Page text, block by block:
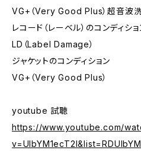
VG+（Very Good Plus）超音波
レコード（レーベル）のコンディショ
LD（Label Damage）
ジャケットのコンディション
VG+（Very Good Plus）
youtube 試聴
https://www.youtube.com/